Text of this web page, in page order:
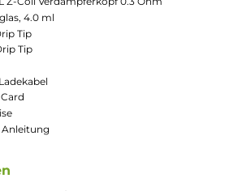
6 bis 40 Watt
1.0 bis 7.5 Volt
0.3 bis 3.5 Ohm
den ergonomischen Feuerbutton
in 0.5 Watt Schritten über einen drehbaren
unteren Ende der Tube